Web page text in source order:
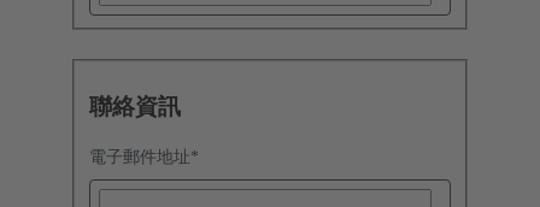
聯絡資訊
電子郵件地址*